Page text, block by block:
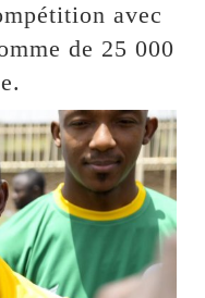
avec
de 25 000